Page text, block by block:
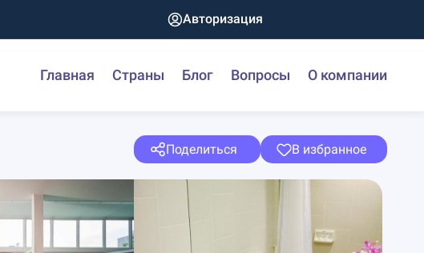
Авторизация
Главная Страны Блог Вопросы О компании
Поделиться В избранное